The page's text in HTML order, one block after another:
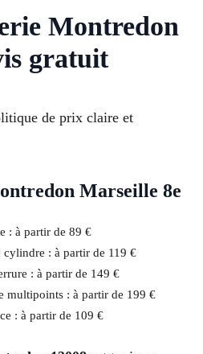
Montredon
gratuit
de prix claire et
Marseille 8e
: à partir de 89 €
cylindre : à partir de 119 €
: à partir de 149 €
multipoints : à partir de 199 €
: à partir de 109 €